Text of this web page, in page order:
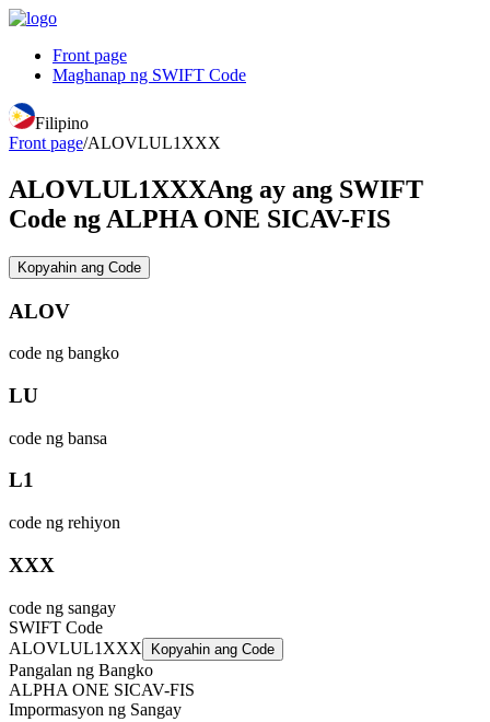
Front page
Maghanap ng SWIFT Code
Filipino
Front page/ALOVLUL1XXX
ALOVLUL1XXXAng ay ang SWIFT
Code ng ALPHA ONE SICAV-FIS
Kopyahin ang Code
ALOV
code ng bangko
LU
code ng bansa
L1
code ng rehiyon
XXX
code ng sangay
SWIFT Code
ALOVLUL1XXX
Kopyahin ang Code
Pangalan ng Bangko
ALPHA ONE SICAV-FIS
Impormasyon ng Sangay